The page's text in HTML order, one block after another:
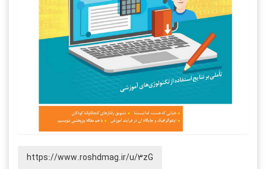
https://www.roshdmag.ir/u/3zG